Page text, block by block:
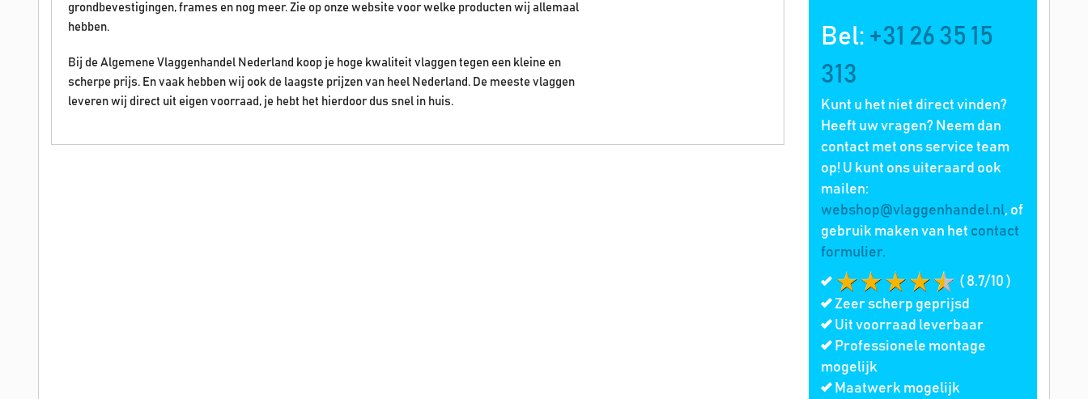
Bel: +31 26 35 15
313
Kunt u het niet direct vinden?
Heeft uw vragen? Neem dan
contact met ons service team
op! U kunt ons uiteraard ook
mailen:
webshop@vlaggenhandel.nl, of
gebruik maken van het contact
formulier.
( 8.7/10 )
Zeer scherp geprijsd
Uit voorraad leverbaar
Professionele montage
mogelijk
Maatwerk mogelijk
grondbevestigingen, frames en nog meer. Zie op onze website voor welke producten wij allemaal
hebben.
Bij de Algemene Vlaggenhandel Nederland koop je hoge kwaliteit vlaggen tegen een kleine en
scherpe prijs. En vaak hebben wij ook de laagste prijzen van heel Nederland. De meeste vlaggen
leveren wij direct uit eigen voorraad, je hebt het hierdoor dus snel in huis.